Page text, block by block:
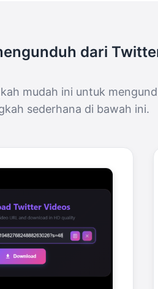
dari
mudah ini untuk
sederhana di bawah ini.